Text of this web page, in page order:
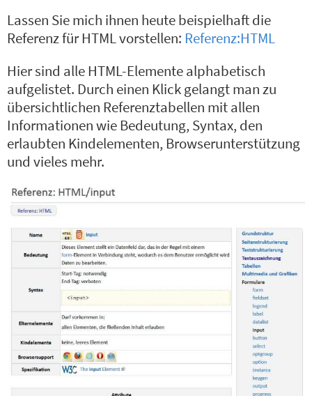
Lassen Sie mich ihnen heute beispielhaft die
Referenz für HTML vorstellen: Referenz:HTML
Hier sind alle HTML-Elemente alphabetisch
aufgelistet. Durch einen Klick gelangt man zu
übersichtlichen Referenztabellen mit allen
Informationen wie Bedeutung, Syntax, den
erlaubten Kindelementen, Browserunterstützung
und vieles mehr.